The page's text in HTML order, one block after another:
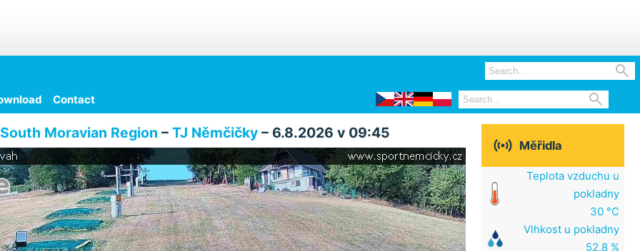

Contact 
South Moravian Region – TJ Němčičky– 6.8.2026 v 09:45  Měřidla
Teplota vzduchu u
pokladny
30 °C
Vlhkost u pokladny
52.8 %